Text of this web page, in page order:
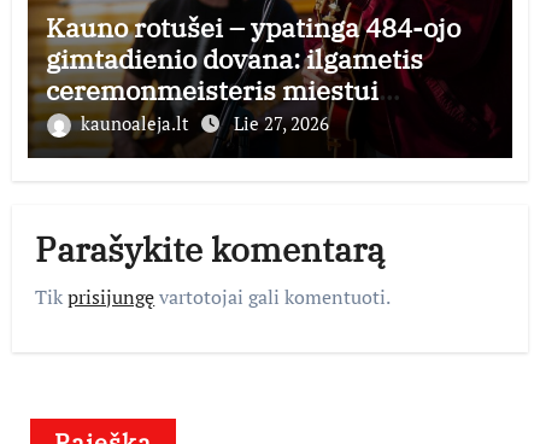
Kauno rotušei – ypatinga 484-ojo
gimtadienio dovana: ilgametis
ceremonmeisteris miestui
perduoda dešimtmečius kauptą
istorijos kolekciją
kaunoaleja.lt Lie 27, 2026
Parašykite komentarą
Tikprisijungęvartotojai gali komentuoti.